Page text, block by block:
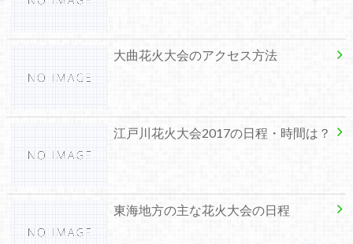
大曲花火大会のアクセス方法
江戸川花火大会2017の日程・時間は？
東海地方の主な花火大会の日程